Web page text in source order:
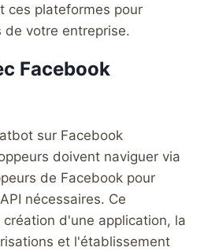
ces plateformes pour
de votre entreprise.
Facebook
sur Facebook
doivent naviguer via
de Facebook pour
nécessaires. Ce
d'une application, la
et l'établissement